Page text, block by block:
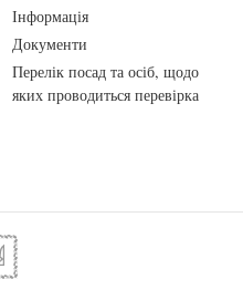
Інформація
Документи
Перелік посад та осіб, щодо
яких проводиться перевірка